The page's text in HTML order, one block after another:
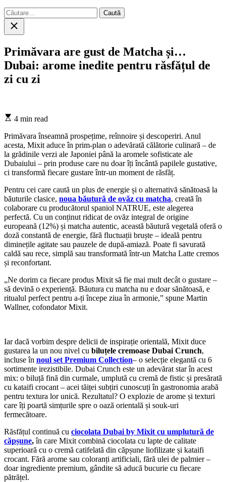
Caută
după:
Close
search
Primăvara are gust de Matcha și…
Dubai: arome inedite pentru răsfățul de
zi cu zi
Estimated
time
4 min read
Primăvara înseamnă prospețime, reînnoire și descoperiri. Anul
acesta, Mixit aduce în prim-plan o adevărată călătorie culinară – de
la grădinile verzi ale Japoniei până la aromele sofisticate ale
Dubaiului – prin produse care nu doar îți încântă papilele gustative,
ci transformă fiecare gustare într-un moment de răsfăț.
Pentru cei care caută un plus de energie și o alternativă sănătoasă la
băuturile clasice, noua băutură de ovăz cu matcha, creată în
colaborare cu producătorul spaniol NATRUE, este alegerea
perfectă. Cu un conținut ridicat de ovăz integral de origine
europeană (12%) și matcha autentic, această băutură vegetală oferă o
doză constantă de energie, fără fluctuații bruște – ideală pentru
diminețile agitate sau pauzele de după-amiază. Poate fi savurată
caldă sau rece, simplă sau transformată într-un Matcha Latte cremos
și reconfortant.
„Ne dorim ca fiecare produs Mixit să fie mai mult decât o gustare –
să devină o experiență. Băutura cu matcha nu e doar sănătoasă, e
ritualul perfect pentru a-ți începe ziua în armonie,” spune Martin
Wallner, cofondator Mixit.
Iar dacă vorbim despre delicii de inspirație orientală, Mixit duce
gustarea la un nou nivel cu biluțele cremoase Dubai Crunch,
incluse în noul set Premium Collection– o selecție elegantă cu 6
sortimente irezistibile. Dubai Crunch este un adevărat star în acest
mix: o biluță fină din curmale, umplută cu cremă de fistic și presărată
cu kataifi crocant – acei tăiței subțiri cunoscuți în gastronomia arabă
pentru textura lor unică. Rezultatul? O explozie de arome și texturi
care îți poartă simțurile spre o oază orientală și souk-uri
fermecătoare.
Răsfățul continuă cu ciocolata Dubai by Mixit cu umplutură de
căpșune,în care Mixit combină ciocolata cu lapte de calitate
superioară cu o cremă catifelată din căpșune liofilizate și kataifi
crocant. Fără arome sau coloranți artificiali, fără ulei de palmier –
doar ingrediente premium, gândite să aducă bucurie cu fiecare
pătrățel.